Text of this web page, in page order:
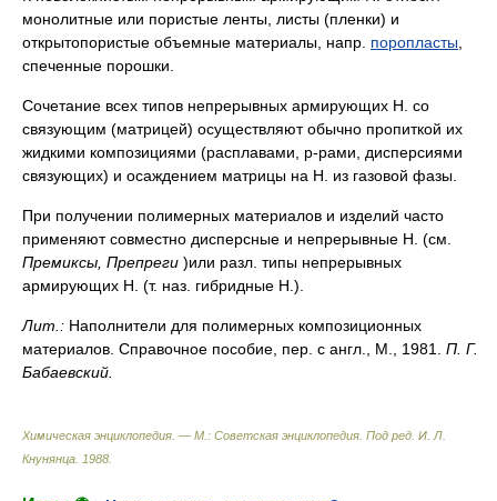
монолитные или пористые ленты, листы (пленки) и
открытопористые объемные материалы, напр. поропласты,
спеченные порошки.
Сочетание всех типов непрерывных армирующих Н. со
связующим (матрицей) осуществляют обычно пропиткой их
жидкими композициями (расплавами, р-рами, дисперсиями
связующих) и осаждением матрицы на Н. из газовой фазы.
При получении полимерных материалов и изделий часто
применяют совместно дисперсные и непрерывные Н. (см.
Премиксы, Препреги )или разл. типы непрерывных
армирующих Н. (т. наз. гибридные Н.).
Лит.: Наполнители для полимерных композиционных
материалов. Справочное пособие, пер. с англ., М., 1981. П. Г.
Бабаевский.
Химическая энциклопедия. — М.: Советская энциклопедия Под ред. И. Л.
Кнунянца 1988